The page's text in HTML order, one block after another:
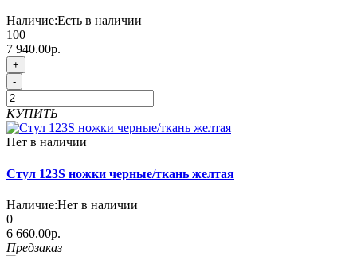
Наличие:Есть в наличии
100
7 940.00р.
+
-
КУПИТЬ
Нет в наличии
Стул 123S ножки черные/ткань желтая
Наличие:Нет в наличии
0
6 660.00р.
Предзаказ